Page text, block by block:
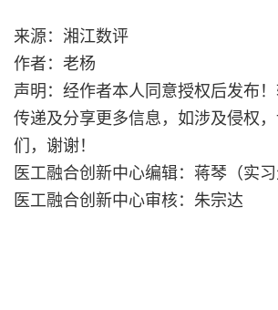
来源： 湘江数评
作者：老杨
声明：经作者本人同意授权后发布
传递及分享更多信息，如涉及侵权
们，谢谢！
医工融合创新中心编辑：蒋琴（实习
医工融合创新中心审核：朱宗达